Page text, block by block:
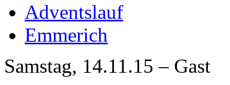
Adventslauf
Emmerich
Samstag, 14.11.15 – Gast